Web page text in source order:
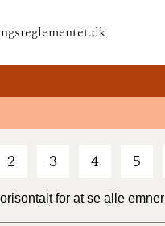
2 3 4 5
for at se alle emner